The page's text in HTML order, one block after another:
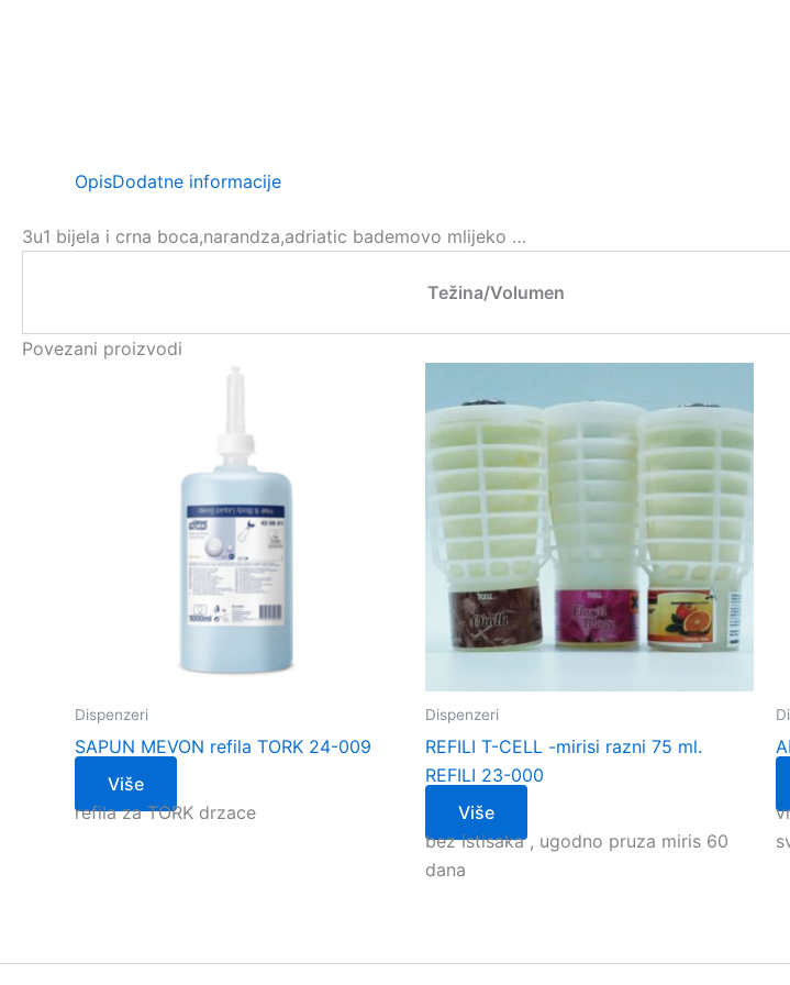
OpisDodatne informacije
3u1 bijela i crna boca,narandza,adriatic bademovo mlijeko …
Težina/Volumen
Povezani proizvodi
Dispenzeri
SAPUN MEVON refila TORK 24-009
Više
refila za TORK drzace
Dispenzeri
REFILI T-CELL -mirisi razni 75 ml.
REFILI 23-000
Više
bez istisaka , ugodno pruza miris 60
dana